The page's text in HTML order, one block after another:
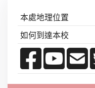
本處地理位置
如何到達本校